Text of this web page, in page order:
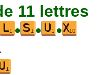
11 lettres
• • •